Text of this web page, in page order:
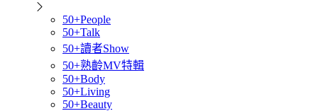
50+People
50+Talk
50+讀者Show
50+熟齡MV特輯
50+Body
50+Living
50+Beauty